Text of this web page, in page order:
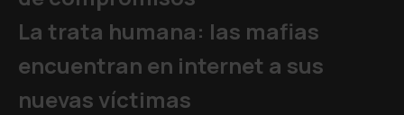
La trata humana: las mafias
encuentran en internet a sus
nuevas víctimas